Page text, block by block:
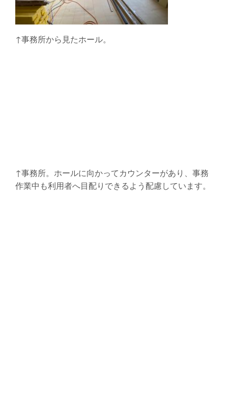
↑事務所から見たホール。
↑事務所。ホールに向かってカウンターがあり、事務
作業中も利用者へ目配りできるよう配慮しています。